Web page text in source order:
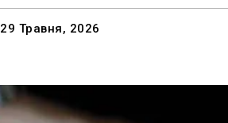
29 Травня, 2026